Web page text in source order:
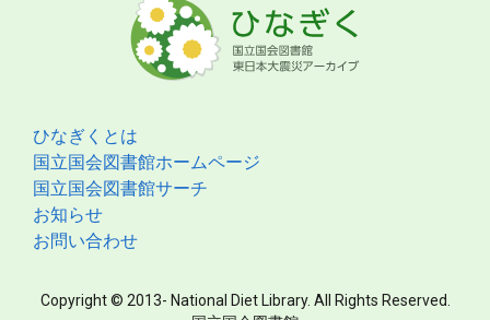
ひなぎくとは
国立国会図書館ホームページ
国立国会図書館サーチ
お知らせ
お問い合わせ
Copyright © 2013- National Diet Library. All Rights Reserved.